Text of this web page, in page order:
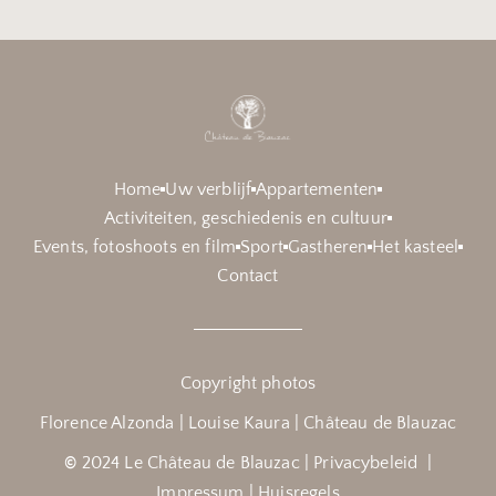
Home Uw verblijf Appartementen
Activiteiten, geschiedenis en cultuur
Events, fotoshoots en film Sport Gastheren Het kasteel
Contact
Copyright photos
Florence Alzonda | Louise Kaura | Château de Blauzac
© 2024 Le Château de Blauzac | Privacybeleid